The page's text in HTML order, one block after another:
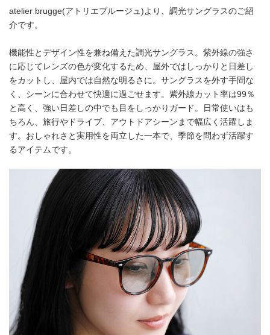
atelier brugge(アトリエブルージュ)より、調光サングラスのご紹
介です。
機能性とデザイン性を兼ね備えた調光サングラス。紫外線の強さ
に応じてレンズの色が変化するため、屋外ではしっかりと日差し
をカットし、屋内では自然な明るさに。サングラスを外す手間な
く、シーンに合わせて快適に過ごせます。紫外線カット率は99％
と高く、強い日差しの中でも目をしっかりガード。日常使いはも
ちろん、旅行やドライブ、アウトドアシーンまで幅広く活躍しま
す。おしゃれさと実用性を両立した一本で、季節を問わず活躍す
るアイテムです。